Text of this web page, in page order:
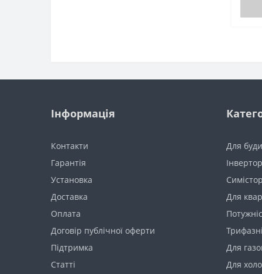
Інформація
Контакти
Гарантія
Установка
Доставка
Оплата
Договір публічної оферти
Підтримка
Статті
Для
Для
Для
Для